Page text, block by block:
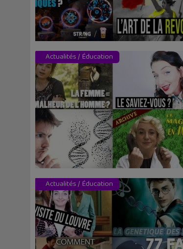
Actualités/ Éducation
Actualités/ Éducation